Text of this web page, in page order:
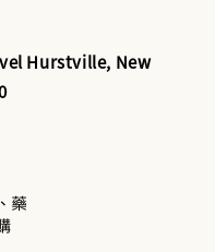
Hurstville, New